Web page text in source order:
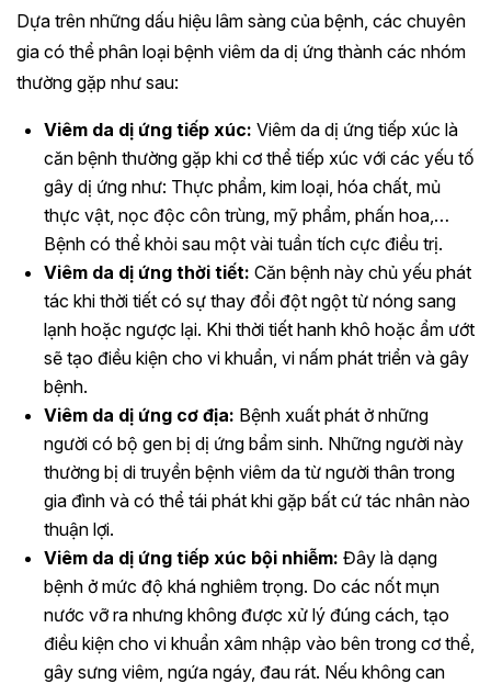
Dựa trên những dấu hiệu lâm sàng của bệnh, các chuyên
gia có thể phân loại bệnh viêm da dị ứng thành các nhóm
thường gặp như sau:
Viêm da dị ứng tiếp xúc: Viêm da dị ứng tiếp xúc là
căn bệnh thường gặp khi cơ thể tiếp xúc với các yếu tố
gây dị ứng như: Thực phẩm, kim loại, hóa chất, mủ
thực vật, nọc độc côn trùng, mỹ phẩm, phấn hoa,…
Bệnh có thể khỏi sau một vài tuần tích cực điều trị.
Viêm da dị ứng thời tiết: Căn bệnh này chủ yếu phát
tác khi thời tiết có sự thay đổi đột ngột từ nóng sang
lạnh hoặc ngược lại. Khi thời tiết hanh khô hoặc ẩm ướt
sẽ tạo điều kiện cho vi khuẩn, vi nấm phát triển và gây
bệnh.
Viêm da dị ứng cơ địa: Bệnh xuất phát ở những
người có bộ gen bị dị ứng bẩm sinh. Những người này
thường bị di truyền bệnh viêm da từ người thân trong
gia đình và có thể tái phát khi gặp bất cứ tác nhân nào
thuận lợi.
Viêm da dị ứng tiếp xúc bội nhiễm: Đây là dạng
bệnh ở mức độ khá nghiêm trọng. Do các nốt mụn
nước vỡ ra nhưng không được xử lý đúng cách, tạo
điều kiện cho vi khuẩn xâm nhập vào bên trong cơ thể,
gây sưng viêm, ngứa ngáy, đau rát. Nếu không can